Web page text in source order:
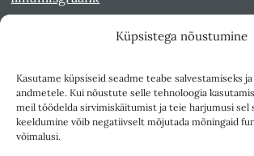
Küpsistega nõustumine
Kasutame küpsiseid seadme teabe salvestamiseks
andmetele. Kui nõustute selle tehnoloogia
meil töödelda sirvimiskäitumist ja teie harjumusi sel
keeldumine võib negatiivselt mõjutada mõningaid
võimalusi.
Kultuurileht 1994-1997
Reede 1989-1990
Sirp ja Vasar 1940-1989